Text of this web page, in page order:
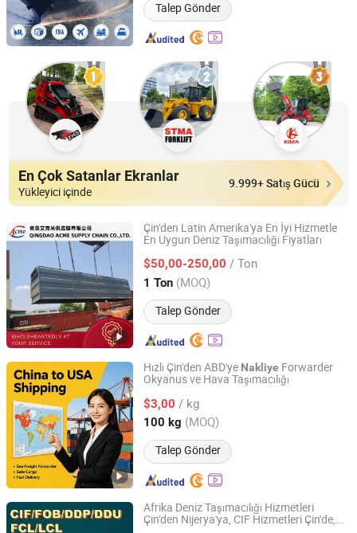
Talep Gönder
En Çok Satanlar Ekranlar
Yükleyici içinde
9.999+ Satış Gücü
Çin'den Latin Amerika'ya En İyi Hizmetle
En Uygun Deniz Taşımacılığı Fiyatları
$50,00-250,00 / Ton
1 Ton (MOQ)
Talep Gönder
QINGDAO ACME SUPPLY CHAIN CO LTD
Shandong, China Fiyat 2022
Hızlı Çin'den ABD'ye Nakliye Forwarder
Okyanus ve Hava Taşımacılığı
$3,00 / kg
100 kg (MOQ)
Talep Gönder
Shanghai Xiangcheng International Freight Forwarding
Co., Ltd.
Shanghai, China
Afrika Deniz Taşımacılığı Hizmetleri
Çin'den Nijerya'ya, CIF Hizmetleri Çin'de,
Guangzhou Nuobesi International Logistics Co., Ltd.